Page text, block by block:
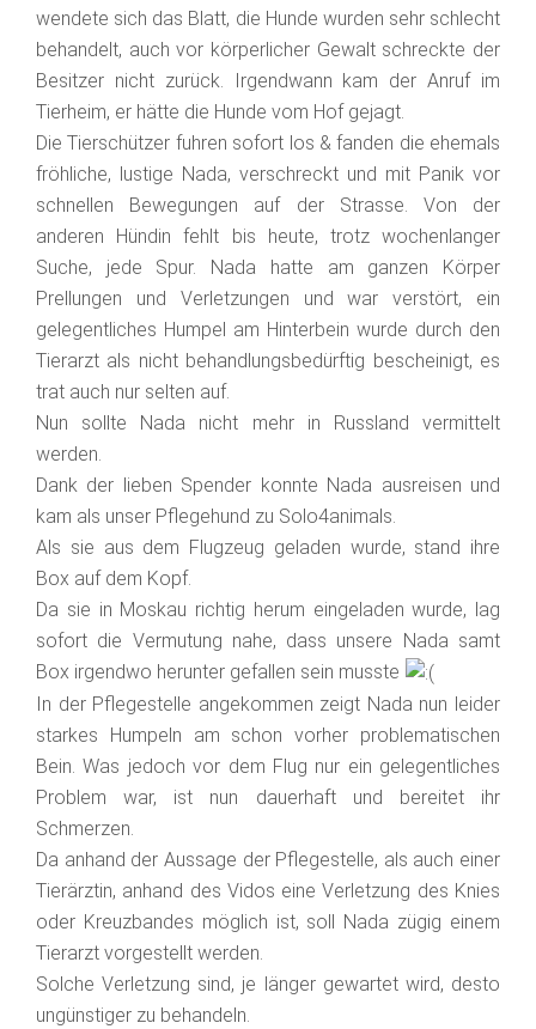
wendete sich das Blatt, die Hunde wurden sehr schlecht
behandelt, auch vor körperlicher Gewalt schreckte der
Besitzer nicht zurück. Irgendwann kam der Anruf im
Tierheim, er hätte die Hunde vom Hof gejagt.
Die Tierschützer fuhren sofort los & fanden die ehemals
fröhliche, lustige Nada, verschreckt und mit Panik vor
schnellen Bewegungen auf der Strasse. Von der
anderen Hündin fehlt bis heute, trotz wochenlanger
Suche, jede Spur. Nada hatte am ganzen Körper
Prellungen und Verletzungen und war verstört, ein
gelegentliches Humpel am Hinterbein wurde durch den
Tierarzt als nicht behandlungsbedürftig bescheinigt, es
trat auch nur selten auf.
Nun sollte Nada nicht mehr in Russland vermittelt
werden.
Dank der lieben Spender konnte Nada ausreisen und
kam als unser Pflegehund zu Solo4animals.
Als sie aus dem Flugzeug geladen wurde, stand ihre
Box auf dem Kopf.
Da sie in Moskau richtig herum eingeladen wurde, lag
sofort die Vermutung nahe, dass unsere Nada samt
Box irgendwo herunter gefallen sein musste
In der Pflegestelle angekommen zeigt Nada nun leider
starkes Humpeln am schon vorher problematischen
Bein. Was jedoch vor dem Flug nur ein gelegentliches
Problem war, ist nun dauerhaft und bereitet ihr
Schmerzen.
Da anhand der Aussage der Pflegestelle, als auch einer
Tierärztin, anhand des Vidos eine Verletzung des Knies
oder Kreuzbandes möglich ist, soll Nada zügig einem
Tierarzt vorgestellt werden.
Solche Verletzung sind, je länger gewartet wird, desto
ungünstiger zu behandeln.